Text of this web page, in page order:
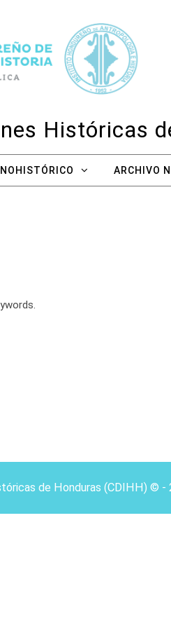
Históricas
ARCHIVO
de Honduras (CDIHH) © -